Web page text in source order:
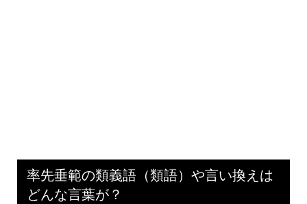
率先垂範の類義語（類語）や言い換えは
どんな言葉が？